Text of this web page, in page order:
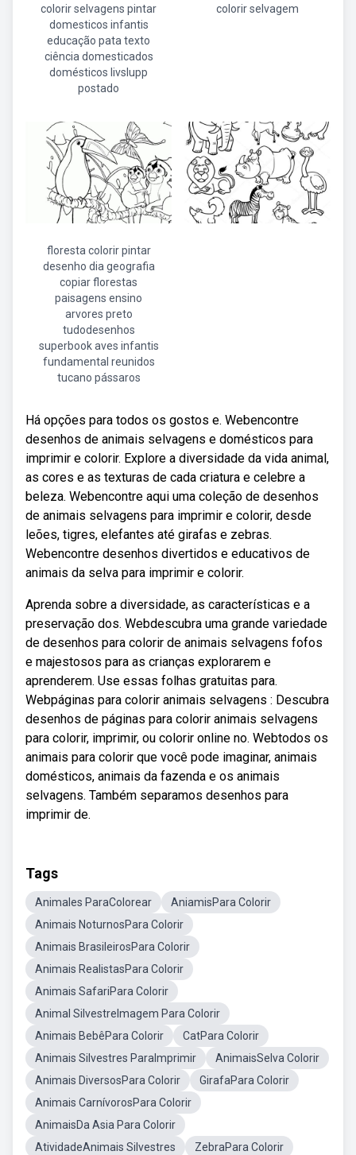
colorir selvagens pintar
domesticos infantis
educação pata texto
ciência domesticados
domésticos livslupp
postado
colorir selvagem
floresta colorir pintar
desenho dia geografia
copiar florestas
paisagens ensino
arvores preto
tudodesenhos
superbook aves infantis
fundamental reunidos
tucano pássaros
Há opções para todos os gostos e. Webencontre
desenhos de animais selvagens e domésticos para
imprimir e colorir. Explore a diversidade da vida animal,
as cores e as texturas de cada criatura e celebre a
beleza. Webencontre aqui uma coleção de desenhos
de animais selvagens para imprimir e colorir, desde
leões, tigres, elefantes até girafas e zebras.
Webencontre desenhos divertidos e educativos de
animais da selva para imprimir e colorir.
Aprenda sobre a diversidade, as características e a
preservação dos. Webdescubra uma grande variedade
de desenhos para colorir de animais selvagens fofos
e majestosos para as crianças explorarem e
aprenderem. Use essas folhas gratuitas para.
Webpáginas para colorir animais selvagens : Descubra
desenhos de páginas para colorir animais selvagens
para colorir, imprimir, ou colorir online no. Webtodos os
animais para colorir que você pode imaginar, animais
domésticos, animais da fazenda e os animais
selvagens. Também separamos desenhos para
imprimir de.
Tags
Animales ParaColorear
AniamisPara Colorir
Animais NoturnosPara Colorir
Animais BrasileirosPara Colorir
Animais RealistasPara Colorir
Animais SafariPara Colorir
Animal SilvestreImagem Para Colorir
Animais BebêPara Colorir
CatPara Colorir
Animais Silvestres ParaImprimir
AnimaisSelva Colorir
Animais DiversosPara Colorir
GirafaPara Colorir
Animais CarnívorosPara Colorir
AnimaisDa Asia Para Colorir
AtividadeAnimais Silvestres
ZebraPara Colorir